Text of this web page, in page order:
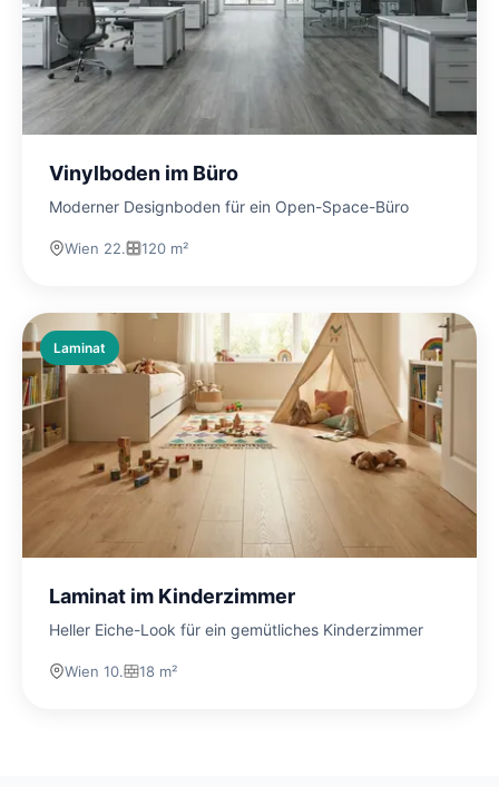
Vinylboden im Büro
Moderner Designboden für ein Open-Space-Büro
Wien 22. 120 m²
Laminat
Laminat im Kinderzimmer
Heller Eiche-Look für ein gemütliches Kinderzimmer
Wien 10. 18 m²